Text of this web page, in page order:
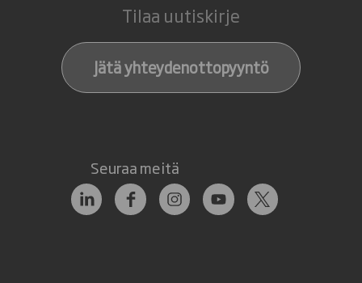
Tilaa uutiskirje
Jätä yhteydenottopyyntö
Seuraa meitä